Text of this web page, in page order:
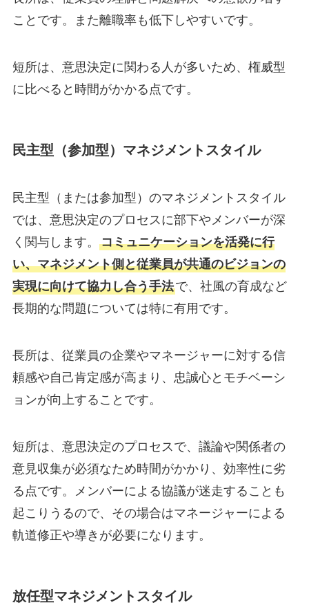
ことです。また離職率も低下しやすいです。
短所は、意思決定に関わる人が多いため、権威型
に比べると時間がかかる点です。
民主型（参加型）マネジメントスタイル
民主型（または参加型）のマネジメントスタイル
では、意思決定のプロセスに部下やメンバーが深
く関与します。 コミュニケーションを活発に行
い、マネジメント側と従業員が共通のビジョンの
実現に向けて協力し合う手法で、社風の育成など
長期的な問題については特に有用です。
長所は、従業員の企業やマネージャーに対する信
頼感や自己肯定感が高まり、忠誠心とモチベーシ
ョンが向上することです。
短所は、意思決定のプロセスで、議論や関係者の
意見収集が必須なため時間がかかり、効率性に劣
る点です。メンバーによる協議が迷走することも
起こりうるので、その場合はマネージャーによる
軌道修正や導きが必要になります。
放任型マネジメントスタイル